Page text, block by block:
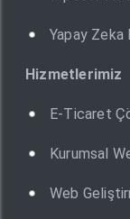
Yapay Zeka
Hizmetlerimiz
E-Ticaret
Kurumsal
Web